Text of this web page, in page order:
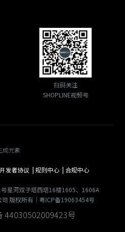
扫码关注
SHOPLINE视频号
成元素
开发者协议 | 规则中心 | 合规中心
星河双子塔西塔16楼1605、1606A
版权所有｜粤ICP备19063454号
44030502009423号